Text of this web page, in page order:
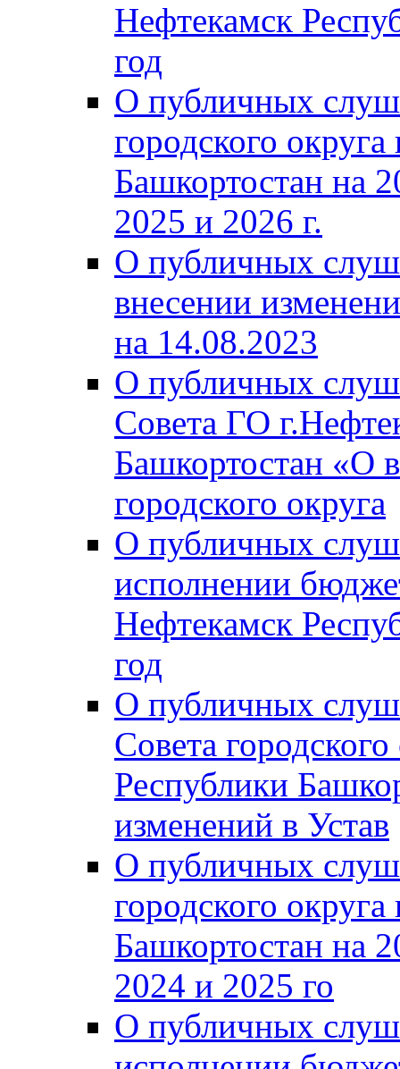
Нефтекамск
год
О публичных
городского
Башкортостан на
2025 и 2026 г.
О публичных
внесении
на 14.08.2023
О публичных
Совета ГО
Башкортостан «О
городского округа
О публичных
исполнении
Нефтекамск
год
О публичных
Совета
Республики
изменений в Устав
О публичных
городского
Башкортостан на
2024 и 2025 го
О публичных